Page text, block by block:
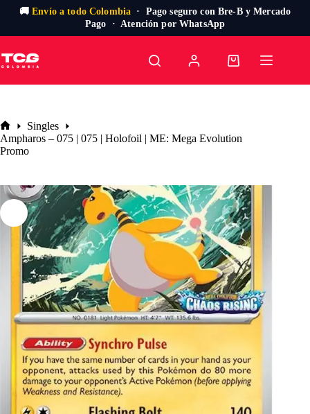
🚚Envío a todo Colombia · Pago seguro con Bre-B y Mercado
Pago · Atención por WhatsApp
al
contenido
Carro
Inicio
Singles
Ampharos – 075 | 075 | Holofoil | ME: Mega Evolution
Promo